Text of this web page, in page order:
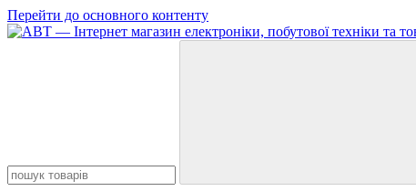
Перейти до основного контенту